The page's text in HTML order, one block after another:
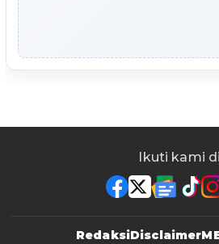
Ikuti kami
RedaksiDisclaimer